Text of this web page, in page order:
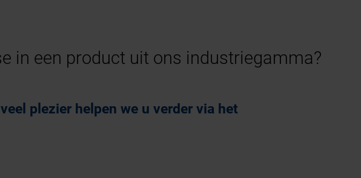
in een product uit ons industriegamma?
plezier helpen we u verder via het